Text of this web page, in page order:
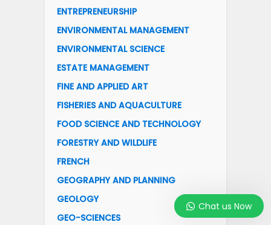
ENTREPRENEURSHIP
ENVIRONMENTAL MANAGEMENT
ENVIRONMENTAL SCIENCE
ESTATE MANAGEMENT
FINE AND APPLIED ART
FISHERIES AND AQUACULTURE
FOOD SCIENCE AND TECHNOLOGY
FORESTRY AND WILDLIFE
FRENCH
GEOGRAPHY AND PLANNING
GEOLOGY
GEO-SCIENCES
Chat us Now